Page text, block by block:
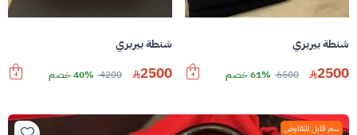
شنطة بيربري
2500
6500 61% خصم
شنطة بيربري
2500
4200 40% خصم
سعر قابل للتفاوض